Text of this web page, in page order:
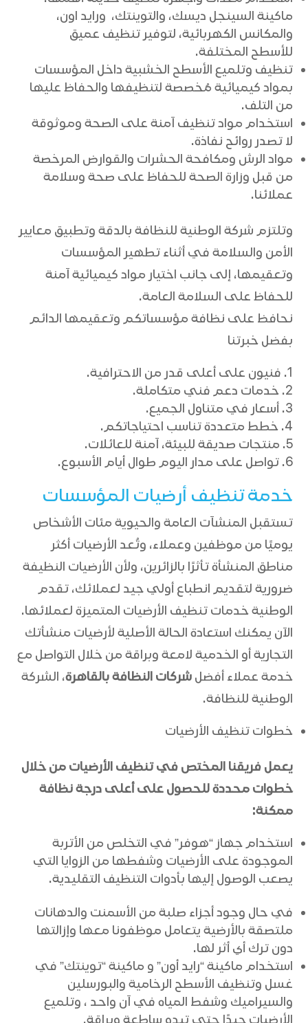
ماكينة السينجل ديسك، والتوينتك، ورايد اون،
والمكانس الكهربائية، لتوفير تنظيف عميق
للأسطح المختلفة.
تنظيف وتلميع الأسطح الخشبية داخل المؤسسات
بمواد كيميائية مُخصصة لتنظيفها والحفاظ عليها
من التلف.
استخدام مواد تنظيف آمنة على الصحة وموثوقة
لا تصدر روائح نفاذة.
مواد الرش ومكافحة الحشرات والقوارض المرخصة
من قبل وزارة الصحة للحفاظ على صحة وسلامة
عملائنا.
وتلتزم شركة الوطنية للنظافة بالدقة وتطبيق معايير
الأمن والسلامة في أثناء تطهير المؤسسات
وتعقيمها، إلى جانب اختيار مواد كيميائية آمنة
للحفاظ على السلامة العامة.
نحافظ على نظافة مؤسساتكم وتعقيمها الدائم
بفضل خبرتنا
فنيون على أعلى قدر من الاحترافية.
خدمات دعم فني متكاملة.
أسعار في متناول الجميع.
خطط متعددة تناسب احتياجاتكم.
منتجات صديقة للبيئة، آمنة للعائلات.
تواصل على مدار اليوم طوال أيام الأسبوع.
خدمة تنظيف أرضيات المؤسسات
تستقبل المنشآت العامة والحيوية مئات الأشخاص
يوميًا من موظفين وعملاء، وتُعد الأرضيات أكثر
مناطق المنشأة تأثرًا بالزائرين، ولأن الأرضيات النظيفة
ضرورية لتقديم انطباع أولي جيد لعملائك، تقدم
الوطنية خدمات تنظيف الأرضيات المتميزة لعملائها.
الآن يمكنك استعادة الحالة الأصلية لأرضيات منشأتك
التجارية أو الخدمية لامعة وبراقة من خلال التواصل مع
خدمة عملاء أفضل شركات النظافة بالقاهرة، الشركة
الوطنية للنظافة.
خطوات تنظيف الأرضيات
يعمل فريقنا المختص في تنظيف الأرضيات من خلال
خطوات محددة للحصول على أعلى درجة نظافة
ممكنة:
استخدام جهاز “هوفر” في التخلص من الأتربة
الموجودة على الأرضيات وشفطها من الزوايا التي
يصعب الوصول إليها بأدوات التنظيف التقليدية.
في حال وجود أجزاء صلبة من الأسمنت والدهانات
ملتصقة بالأرضية يتعامل موظفونا معها وإزالتها
دون ترك أي أثر لها.
استخدام ماكينة “رايد أون” و ماكينة “توينتك” في
غسل وتنظيف الأسطح الرخامية والبورسلين
والسيراميك وشفط المياه في آن واحد ، وتلميع
الأرضيات جيدًا حتى تبدو ساطعة وبراقة.